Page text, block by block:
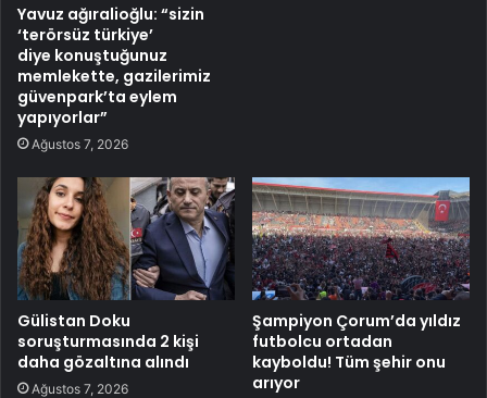
Yavuz ağıralioğlu: “sizin
‘terörsüz türkiye’
diye konuştuğunuz
memlekette, gazilerimiz
güvenpark’ta eylem
yapıyorlar”
Ağustos 7, 2026
Gülistan Doku
soruşturmasında 2 kişi
daha gözaltına alındı
Ağustos 7, 2026
Şampiyon Çorum’da yıldız
futbolcu ortadan
kayboldu! Tüm şehir onu
arıyor